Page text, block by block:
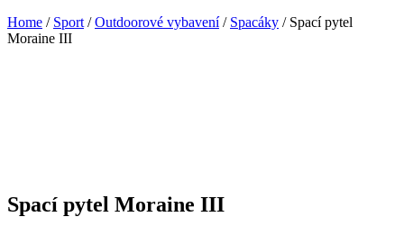
Home / Sport /Outdoorové vybavení/ Spacáky / Spací pytel
Moraine III
Spací pytel Moraine III